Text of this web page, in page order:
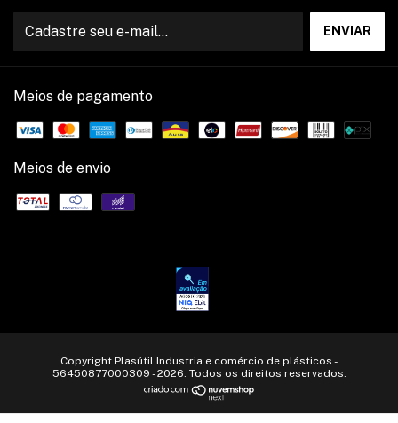
Meios de pagamento
Meios de envio
Copyright Plasútil Industria e comércio de plásticos -
56450877000309 - 2026. Todos os direitos reservados.